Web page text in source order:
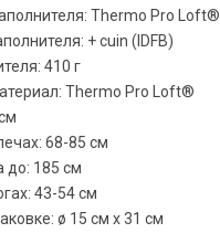
Thermo Pro Loft®
+ cuin (IDFB)
410 г
Thermo Pro Loft®
68-85 см
до: 185 см
43-54 см
ø 15 см x 31 см